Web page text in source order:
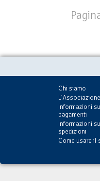
Chi siamo
L'Associazione
Informazioni
pagamenti
Informazioni
spedizioni
Come usare il